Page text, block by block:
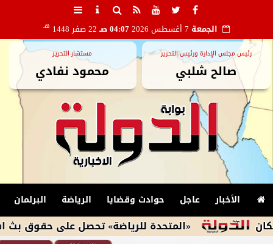
الجمعة 04:07 صـ 22 صفر 1448 هـ
رئيس مجلس الإدارة ورئيس التحرير
صالح شلبي
مستشار التحرير
محمود نفادي
الأخبار عاجل حوادث وقضايا الرياضة البرلمان
«المتحدة للرياضة» تحصل على حقوق بث استقبال